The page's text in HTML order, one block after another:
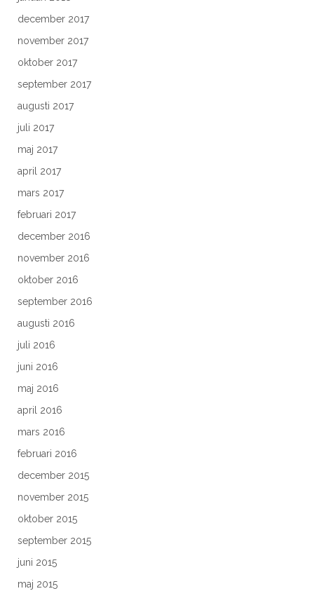
december 2017
november 2017
oktober 2017
september 2017
augusti 2017
juli 2017
maj 2017
april 2017
mars 2017
februari 2017
december 2016
november 2016
oktober 2016
september 2016
augusti 2016
juli 2016
juni 2016
maj 2016
april 2016
mars 2016
februari 2016
december 2015
november 2015
oktober 2015
september 2015
juni 2015
maj 2015